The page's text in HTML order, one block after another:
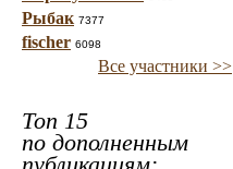
Рыбак 7377
fischer 6098
Все участники >>
Топ 15
по дополненным